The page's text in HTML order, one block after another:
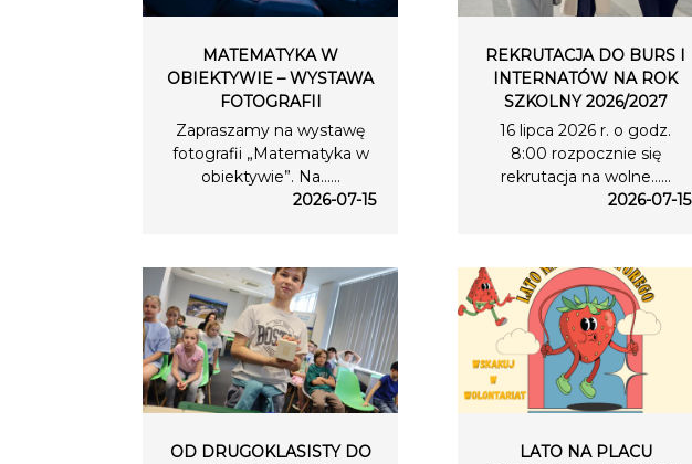
MATEMATYKA W
OBIEKTYWIE – WYSTAWA
FOTOGRAFII
Zapraszamy na wystawę
fotografii „Matematyka w
obiektywie”. Na…...
2026-07-15
REKRUTACJA DO BURS I
INTERNATÓW NA ROK
SZKOLNY 2026/2027
16 lipca 2026 r. o godz.
8:00 rozpocznie się
rekrutacja na wolne…...
2026-07-15
OD DRUGOKLASISTY DO
LATO NA PLACU